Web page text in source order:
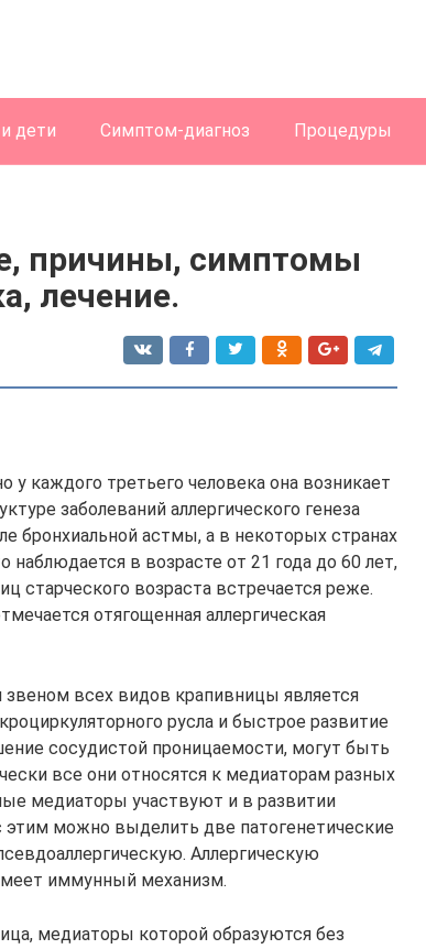
дети Симптом-диагноз Процедуры
причины, симптомы
лечение.
у каждого третьего человека она возникает
заболеваний аллергического генеза
бронхиальной астмы, а в некоторых странах
в возрасте от 21 года до 60 лет,
старческого возраста встречается реже.
отягощенная аллергическая
всех видов крапивницы является
русла и быстрое развитие
сосудистой проницаемости, могут быть
все они относятся к медиаторам разных
медиаторы участвуют и в развитии
этим можно выделить две патогенетические
Аллергическую
иммунный механизм.
медиаторы которой образуются без